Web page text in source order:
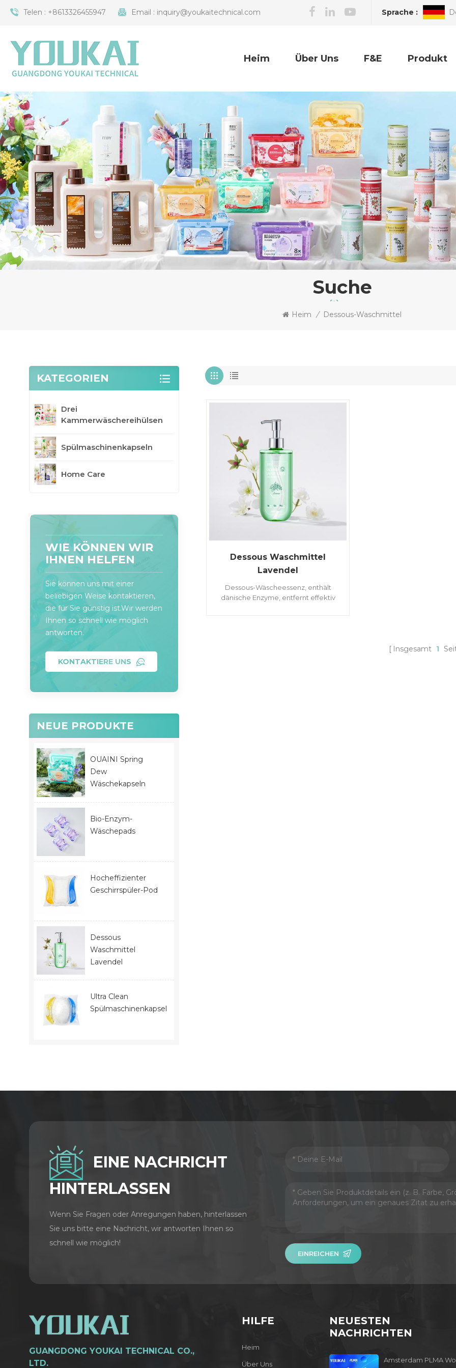
Telen : +8613326455947 Email : inquiry@youkaitechnical.com Sprache :
Heim Über Uns F&E Produkt
Suche
Heim / Dessous-Waschmittel
Dessous Waschmittel
Lavendel
Dessous-Wäscheessenz, enthält
dänische Enzyme, entfernt effektiv
Insgesamt 1
KATEGORIEN
Drei
Kammerwäschereihülsen
Spülmaschinenkapseln
Home Care
WIE KÖNNEN WIR
IHNEN HELFEN
Sie können uns mit einer
beliebigen Weise kontaktieren,
die für Sie günstig ist.Wir werden
Ihnen so schnell wie möglich
antworten.
KONTAKTIERE UNS
NEUE PRODUKTE
OUAINI Spring
Dew
Wäschekapseln
Bio-Enzym-
Wäschepads
Hocheffizienter
Geschirrspüler-Pod
Dessous
Waschmittel
Lavendel
Ultra Clean
Spülmaschinenkapseln
EINE NACHRICHT
HINTERLASSEN
Wenn Sie Fragen oder Anregungen haben, hinterlassen
Sie uns bitte eine Nachricht, wir antworten Ihnen so
schnell wie möglich!
EINREICHEN
GUANGDONG YOUKAI TECHNICAL CO.,
LTD.
HILFE
Heim
Über Uns
NEUESTEN
NACHRICHTEN
Amsterdam PLMA